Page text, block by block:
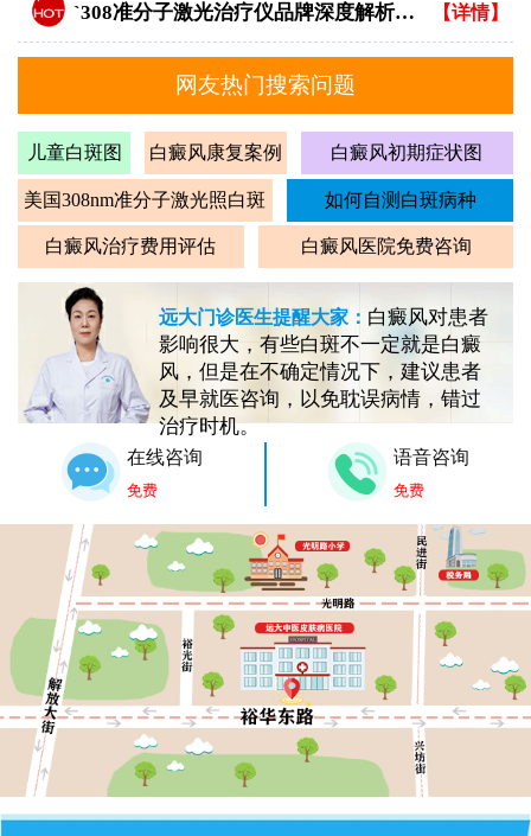
`308准分子激光治疗仪品牌深度解析：专业视角下的优选指南` 【详情】
网友热门搜索问题
儿童白斑图 白癜风康复案例 白癜风初期症状图
美国308nm准分子激光照白斑 如何自测白斑病种
白癜风治疗费用评估 白癜风医院免费咨询
远大门诊医生提醒大家： 白癜风对患者
影响很大，有些白斑不一定就是白癜
风，但是在不确定情况下，建议患者
及早就医咨询，以免耽误病情，错过
治疗时机。
在线咨询
免费
语音咨询
免费